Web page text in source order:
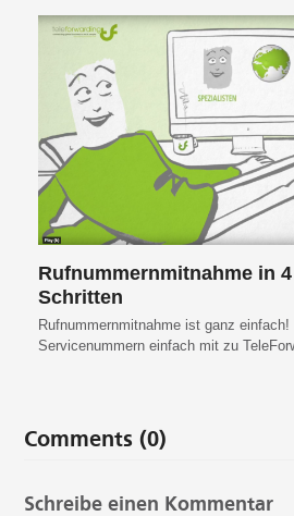
Rufnummernmitnahme in
Schritten
Rufnummernmitnahme ist ganz
Servicenummern einfach mit zu
Comments (0)
Schreibe einen Kommentar